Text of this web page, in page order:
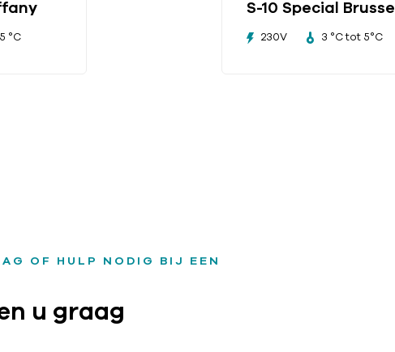
°C
S-10 Special Brussel
230V 3 °C tot 5°C
OF HULP NODIG BIJ EEN
u graag